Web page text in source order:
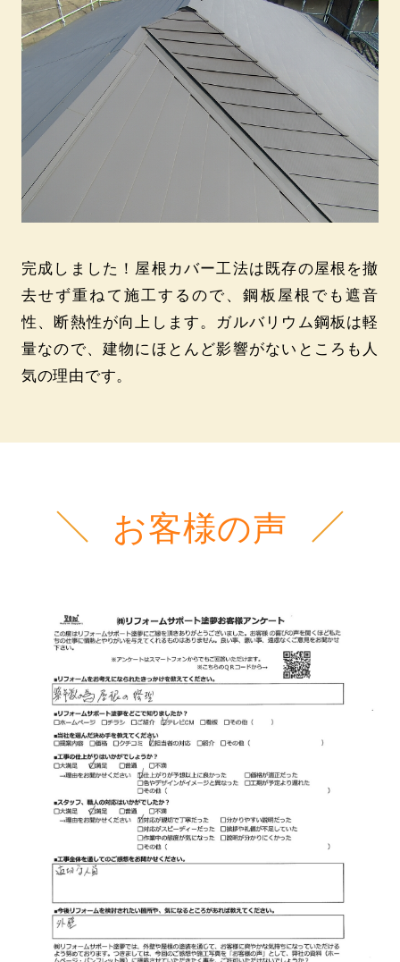
完成しました！屋根カバー工法は既存の屋根を撤
去せず重ねて施工するので、鋼板屋根でも遮音
性、断熱性が向上します。ガルバリウム鋼板は軽
量なので、建物にほとんど影響がないところも人
気の理由です。
お客様の声